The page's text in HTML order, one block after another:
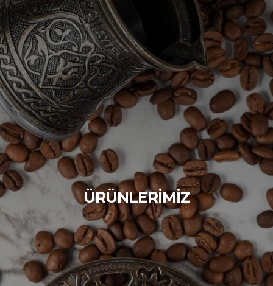
ÜRÜNLERIMIZ